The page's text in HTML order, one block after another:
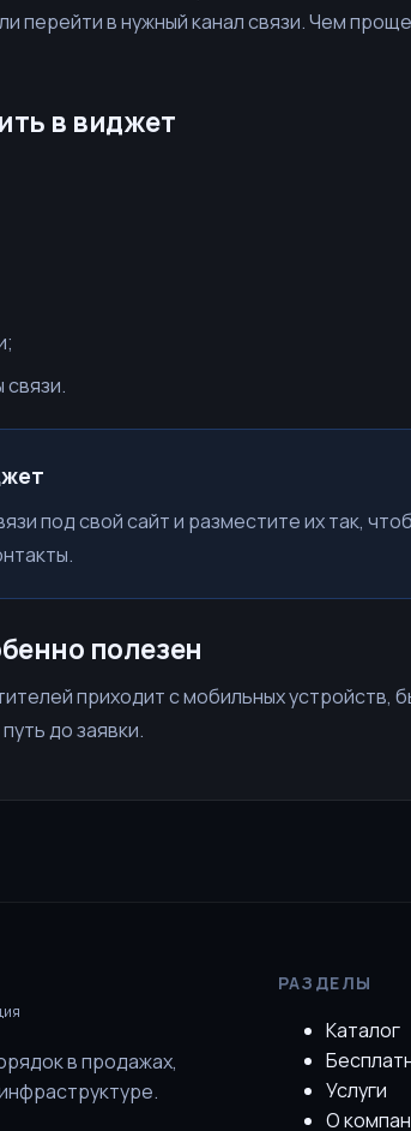
перейти в нужный канал связи. Чем
в виджет
связи.
под свой сайт и разместите их так,
полезен
приходит с мобильных устройств,
до заявки.
в продажах,
РАЗДЕЛЫ
Каталог
Услуги
О